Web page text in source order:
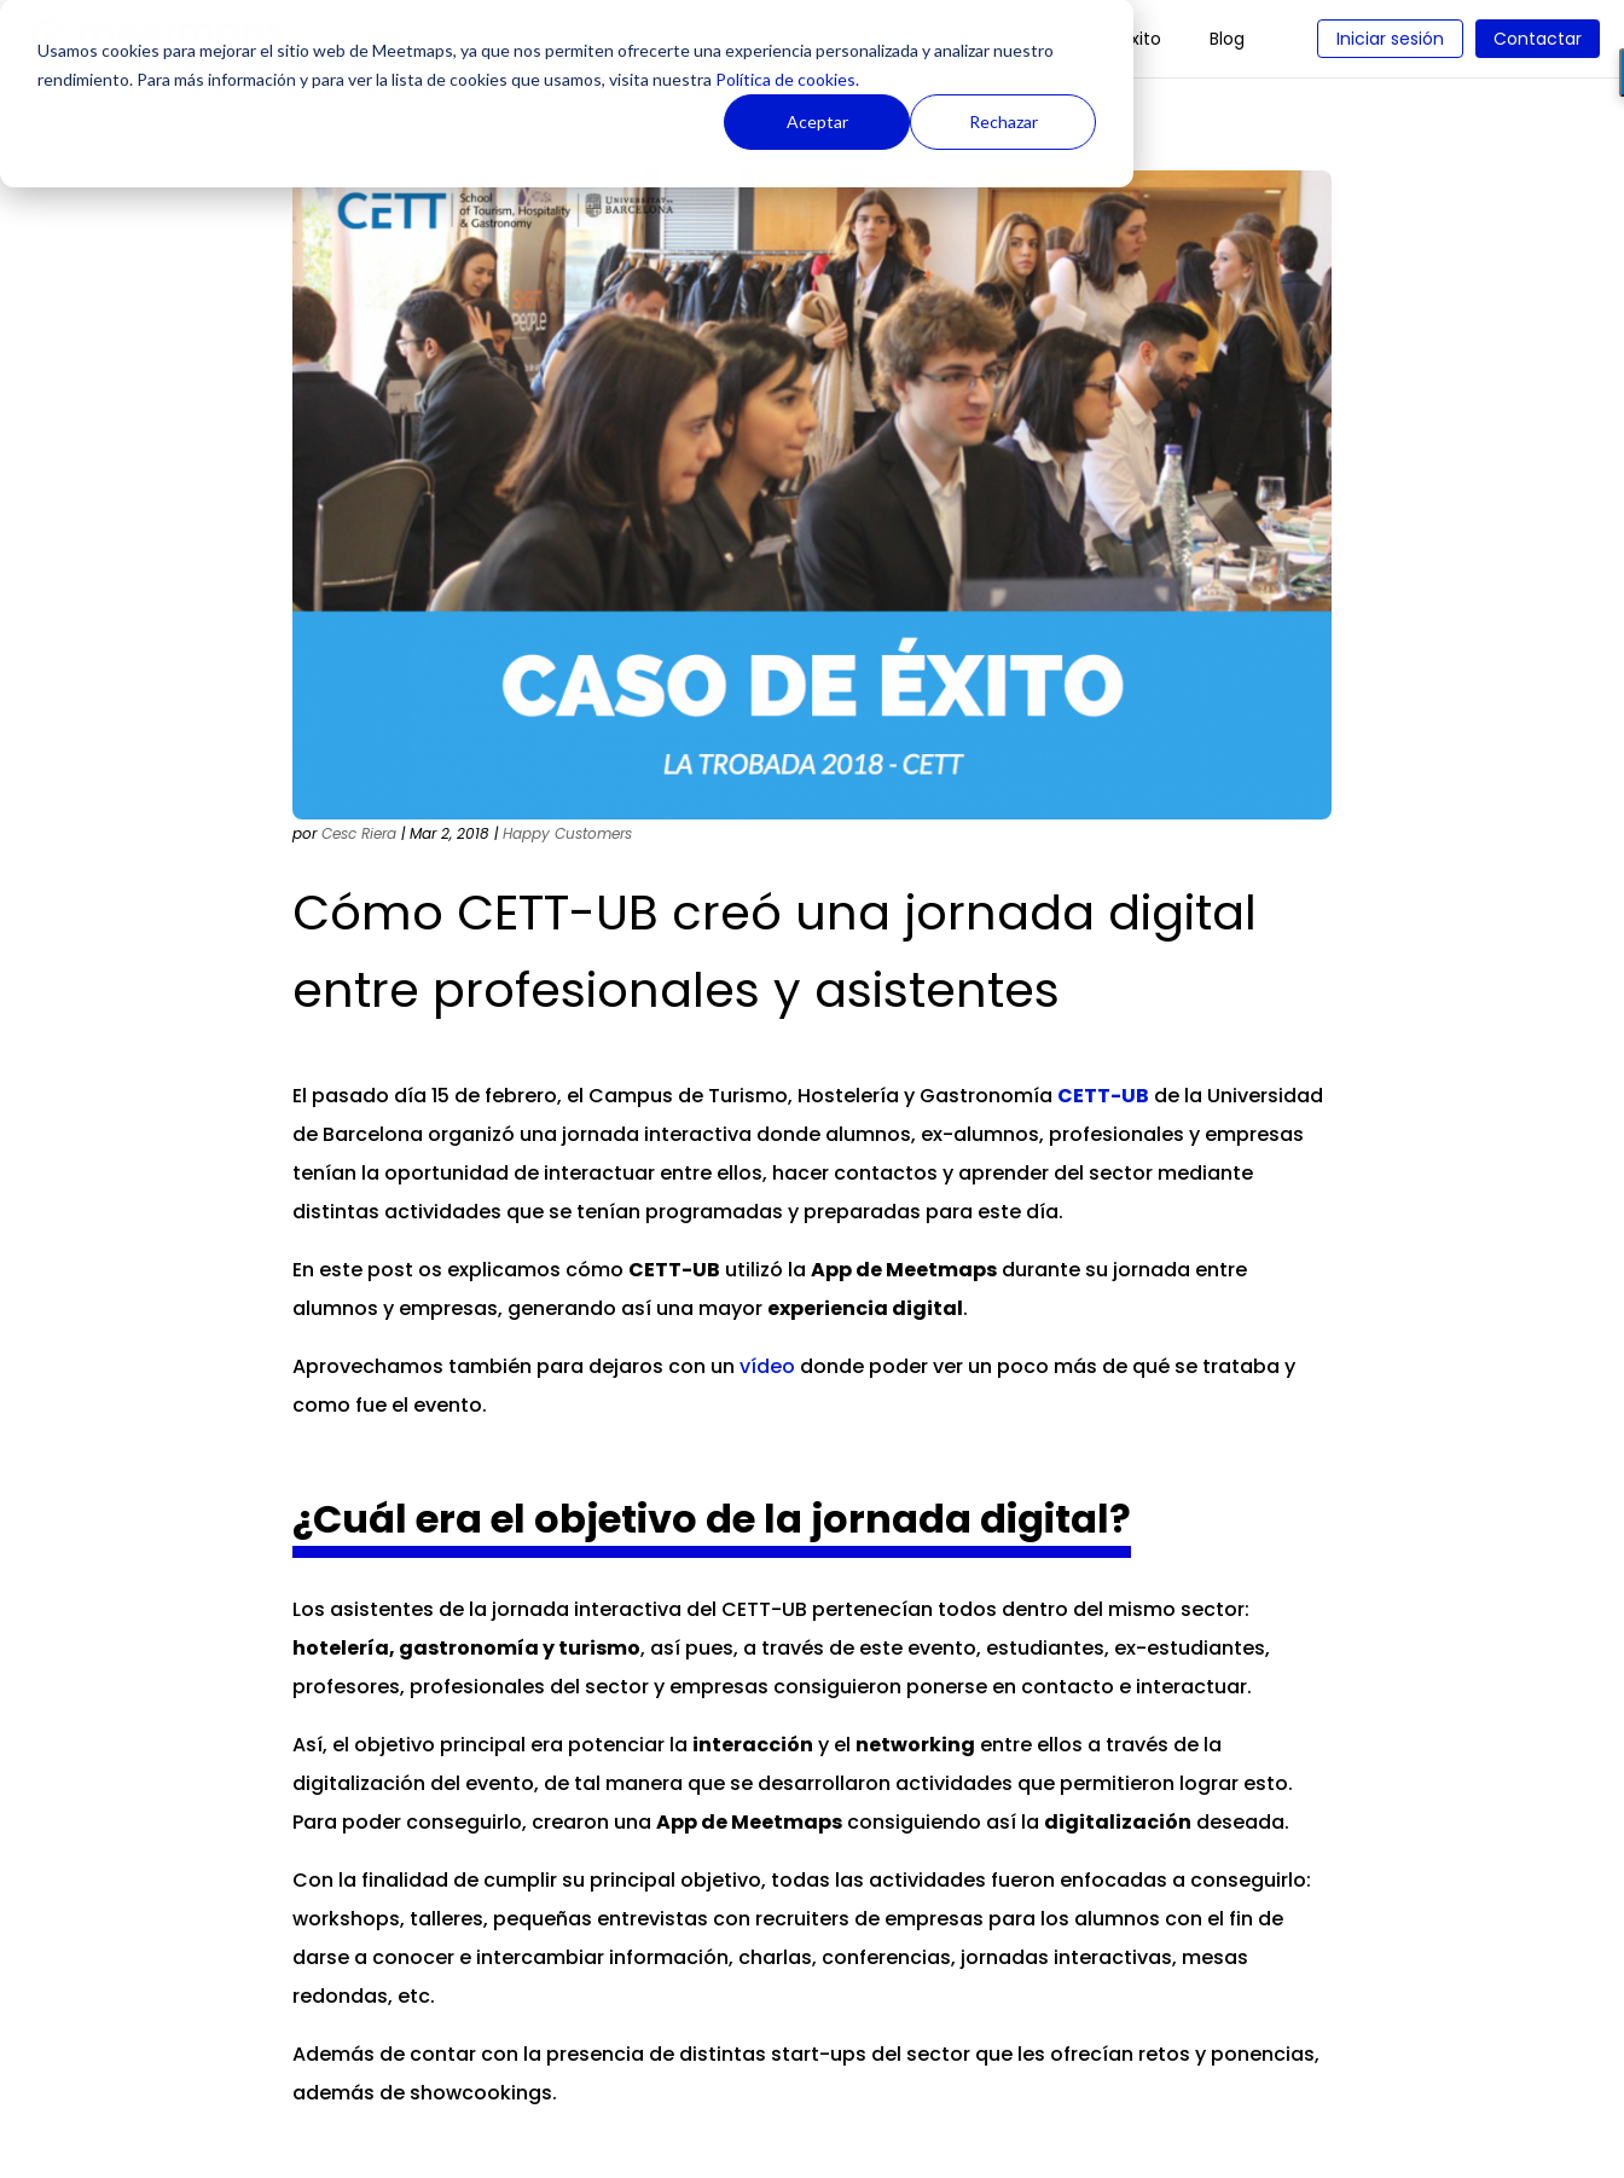
Usamos cookies para mejorar el sitio web de Meetmaps, ya que nos permiten ofrecerte una experiencia personalizada y analizar nuestro
rendimiento. Para más información y para ver la lista de cookies que usamos, visita nuestra Política de cookies.
Aceptar Rechazar
Productos Soluciones Casos de éxito Blog Iniciar sesión Contactar
Cómo CETT-UB creó una jornada digital
entre profesionales y asistentes
porCesc Riera |Mar 2, 2018 |Happy Customers
El pasado día 15 de febrero, el Campus de Turismo, Hostelería y Gastronomía CETT-UB de la Universidad
de Barcelona organizó una jornada interactiva donde alumnos, ex-alumnos, profesionales y empresas
tenían la oportunidad de interactuar entre ellos, hacer contactos y aprender del sector mediante
distintas actividades que se tenían programadas y preparadas para este día.
En este post os explicamos cómo CETT-UB utilizó la App de Meetmaps durante su jornada entre
alumnos y empresas, generando así una mayor experiencia digital.
Aprovechamos también para dejaros con un vídeo donde poder ver un poco más de qué se trataba y
como fue el evento.
¿Cuál era el objetivo de la jornada digital?
Los asistentes de la jornada interactiva del CETT-UB pertenecían todos dentro del mismo sector:
hotelería, gastronomía y turismo, así pues, a través de este evento, estudiantes, ex-estudiantes,
profesores, profesionales del sector y empresas consiguieron ponerse en contacto e interactuar.
Así, el objetivo principal era potenciar la interacción y el networking entre ellos a través de la
digitalización del evento, de tal manera que se desarrollaron actividades que permitieron lograr esto.
Para poder conseguirlo, crearon una App de Meetmaps consiguiendo así la digitalización deseada.
Con la finalidad de cumplir su principal objetivo, todas las actividades fueron enfocadas a conseguirlo:
workshops, talleres, pequeñas entrevistas con recruiters de empresas para los alumnos con el fin de
darse a conocer e intercambiar información, charlas, conferencias, jornadas interactivas, mesas
redondas, etc.
Además de contar con la presencia de distintas start-ups del sector que les ofrecían retos y ponencias,
además de showcookings.